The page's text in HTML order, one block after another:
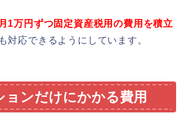
1万円ずつ固定資産税用の費用を積立
対応できるようにしています。
ョンだけにかかる費用